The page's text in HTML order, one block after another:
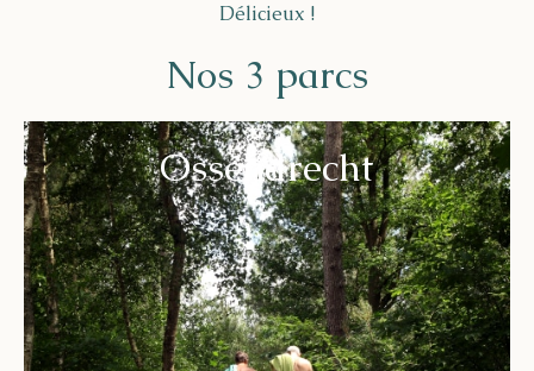
Délicieux !
Nos 3 parcs
Ossendrecht